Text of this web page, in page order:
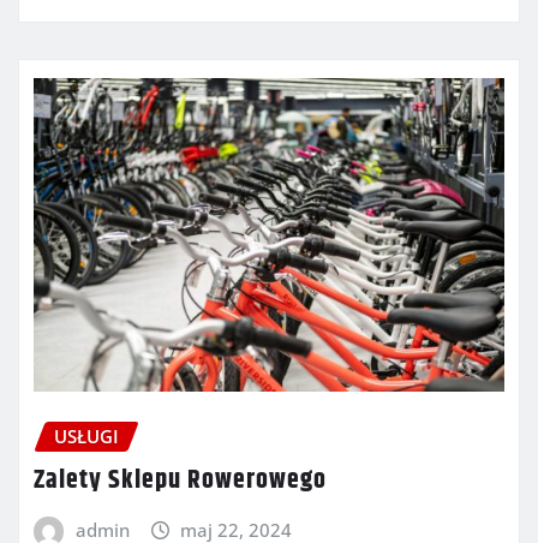
USŁUGI
Zalety Sklepu Rowerowego
admin maj 22, 2024